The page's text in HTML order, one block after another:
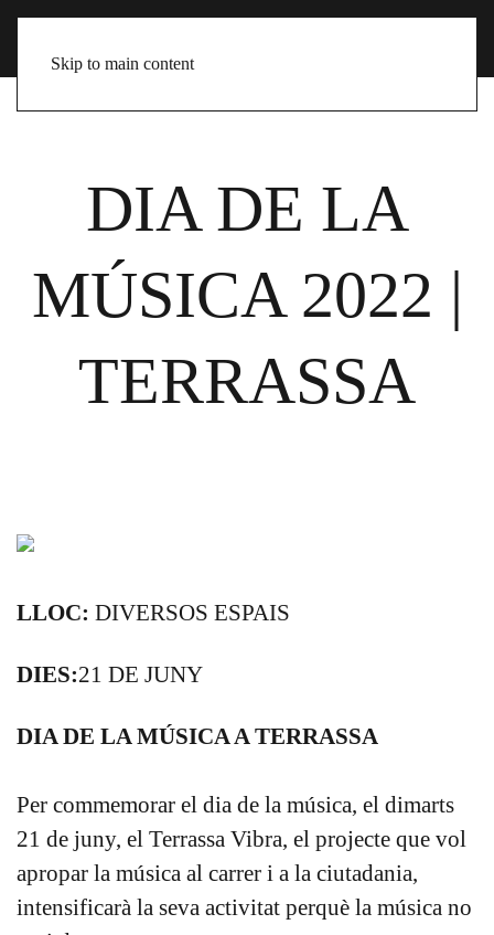
Skip to main content
DIA DE LA
MÚSICA 2022 |
TERRASSA
LLOC: DIVERSOS ESPAIS
DIES:21 DE JUNY
DIA DE LA MÚSICA A TERRASSA
Per commemorar el dia de la música, el dimarts
21 de juny, el Terrassa Vibra, el projecte que vol
apropar la música al carrer i a la ciutadania,
intensificarà la seva activitat perquè la música no